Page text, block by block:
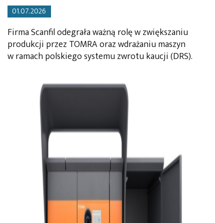
01.07.2026
Firma Scanfil odegrała ważną rolę w zwiększaniu
produkcji przez TOMRA oraz wdrażaniu maszyn
w ramach polskiego systemu zwrotu kaucji (DRS).